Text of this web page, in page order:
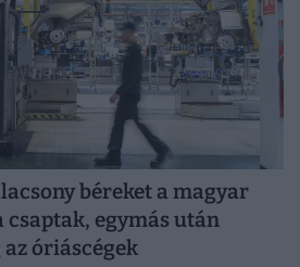
béreket a magyar
csaptak, egymás után
óriáscégek